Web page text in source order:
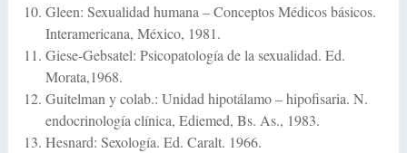
Gleen: Sexualidad humana – Conceptos Médicos básicos.
Interamericana, México, 1981.
Giese-Gebsatel: Psicopatología de la sexualidad. Ed.
Morata,1968.
Guitelman y colab.: Unidad hipotálamo – hipofisaria. N.
endocrinología clínica, Ediemed, Bs. As., 1983.
Hesnard: Sexología. Ed. Caralt. 1966.